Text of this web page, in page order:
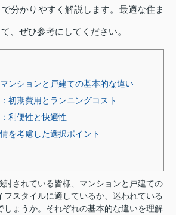
分かりやすく解説します。最適な住ま
、ぜひ参考にしてください。
ンションと戸建ての基本的な違い
初期費用とランニングコスト
利便性と快適性
を考慮した選択ポイント
討されている皆様、マンションと戸建ての
フスタイルに適しているか、迷われている
しょうか。それぞれの基本的な違いを理解